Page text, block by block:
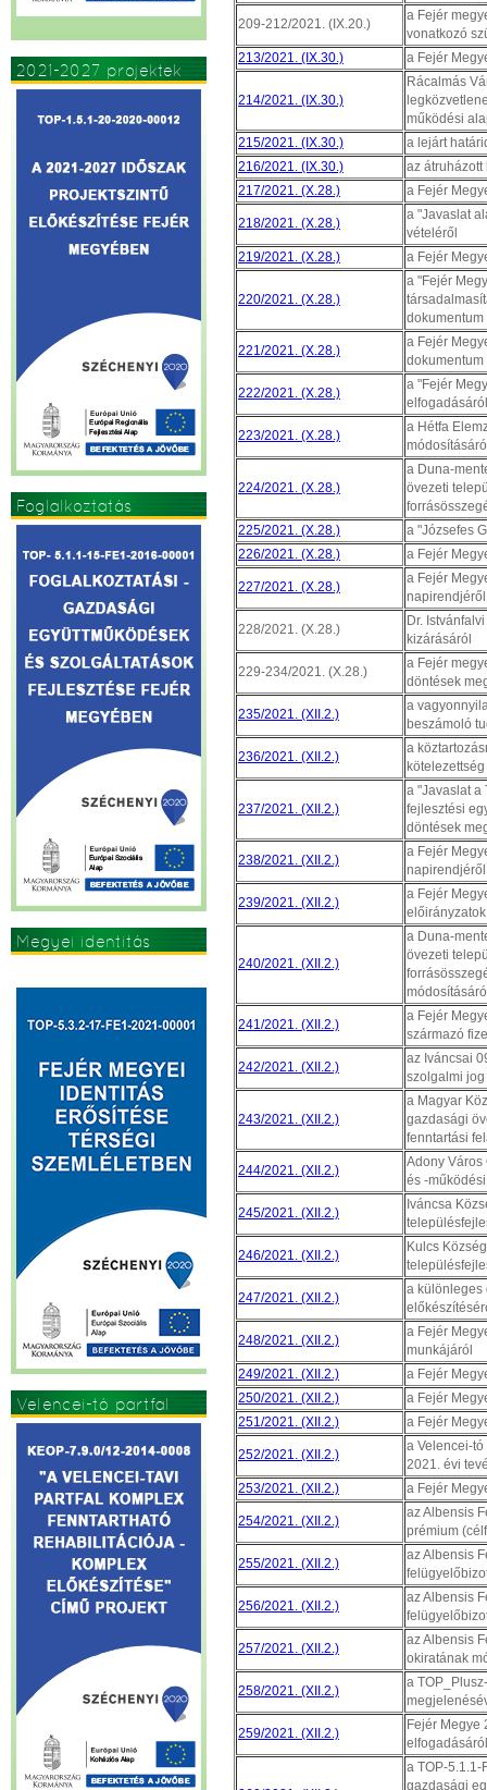
2021-2027 projektek
Foglalkoztatás
Megyei identitás
Velencei-tó partfal
209-212/2021. (IX.20.)
a Fejér
vonatkozó
213/2021. (IX.30.)
a Fejér
214/2021. (IX.30.)
Rácalmás
működési
215/2021. (IX.30.)
a lejárt
216/2021. (IX.30.)
az
217/2021. (X.28.)
a Fejér
218/2021. (X.28.)
a "Javaslat
vételéről
219/2021. (X.28.)
a Fejér
220/2021. (X.28.)
a "Fejér
221/2021. (X.28.)
a Fejér
222/2021. (X.28.)
a "Fejér
elfogadásáról
223/2021. (X.28.)
a Hétfa
224/2021. (X.28.)
a Duna-
övezeti
225/2021. (X.28.)
a "Józsefes
226/2021. (X.28.)
a Fejér
227/2021. (X.28.)
a Fejér
napirendjéről
228/2021. (X.28.)
Dr.
kizárásáról
229-234/2021. (X.28.)
a Fejér
döntések
235/2021. (XII.2.)
a
beszámoló
236/2021. (XII.2.)
a
237/2021. (XII.2.)
a "Javaslat a
fejlesztési
döntések
238/2021. (XII.2.)
a Fejér
napirendjéről
239/2021. (XII.2.)
a Fejér
240/2021. (XII.2.)
a Duna-
övezeti
241/2021. (XII.2.)
a Fejér
származó
242/2021. (XII.2.)
az Iváncsai
szolgalmi
243/2021. (XII.2.)
a Magyar
gazdasági
fenntartási
244/2021. (XII.2.)
Adony Város
és -
245/2021. (XII.2.)
Iváncsa
246/2021. (XII.2.)
Kulcs
247/2021. (XII.2.)
a különleges
248/2021. (XII.2.)
a Fejér
munkájáról
249/2021. (XII.2.)
a Fejér
250/2021. (XII.2.)
a Fejér
251/2021. (XII.2.)
a Fejér
252/2021. (XII.2.)
a Velencei-
2021. évi
253/2021. (XII.2.)
a Fejér
254/2021. (XII.2.)
az Albensis
prémium
255/2021. (XII.2.)
az Albensis
256/2021. (XII.2.)
az Albensis
257/2021. (XII.2.)
az Albensis
okiratának
258/2021. (XII.2.)
a
259/2021. (XII.2.)
Fejér Megye
elfogadásáról
a TOP-5.1.1-
gazdasági